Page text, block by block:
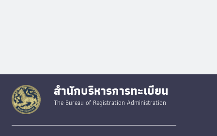
สำนักบริหารการทะเบียน
The Bureau of Registration Administration